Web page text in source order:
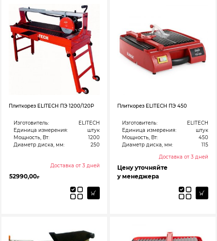
Плиткорез ELITECH ПЭ 1200/120P
Изготовитель:
ELITECH
Единица измерения:
штук
Мощность, Вт:
1200
Диаметр диска, мм:
250
Доставка от 3 дней
52990,00₽
Плиткорез ELITECH ПЭ 450
Изготовитель:
ELITECH
Единица измерения:
штук
Мощность, Вт:
450
Диаметр диска, мм:
115
Доставка от 3 дней
Цену уточняйте
у менеджера